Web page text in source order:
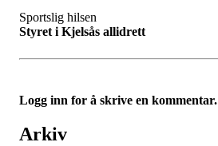
Sportslig hilsen
Styret i Kjelsås allidrett
Logg inn for å skrive en kommentar.
Arkiv